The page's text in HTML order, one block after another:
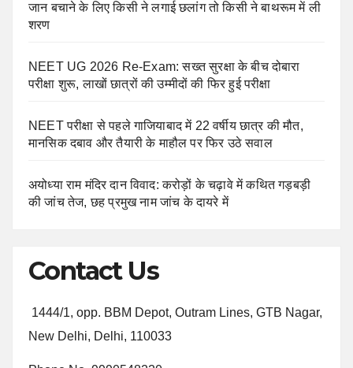
जान बचाने के लिए किसी ने लगाई छलांग तो किसी ने बाथरूम में ली
शरण
NEET UG 2026 Re-Exam: सख्त सुरक्षा के बीच दोबारा
परीक्षा शुरू, लाखों छात्रों की उम्मीदों की फिर हुई परीक्षा
NEET परीक्षा से पहले गाजियाबाद में 22 वर्षीय छात्र की मौत,
मानसिक दबाव और तैयारी के माहौल पर फिर उठे सवाल
अयोध्या राम मंदिर दान विवाद: करोड़ों के चढ़ावे में कथित गड़बड़ी
की जांच तेज, छह प्रमुख नाम जांच के दायरे में
Contact Us
1444/1, opp. BBM Depot, Outram Lines, GTB Nagar,
New Delhi, Delhi, 110033